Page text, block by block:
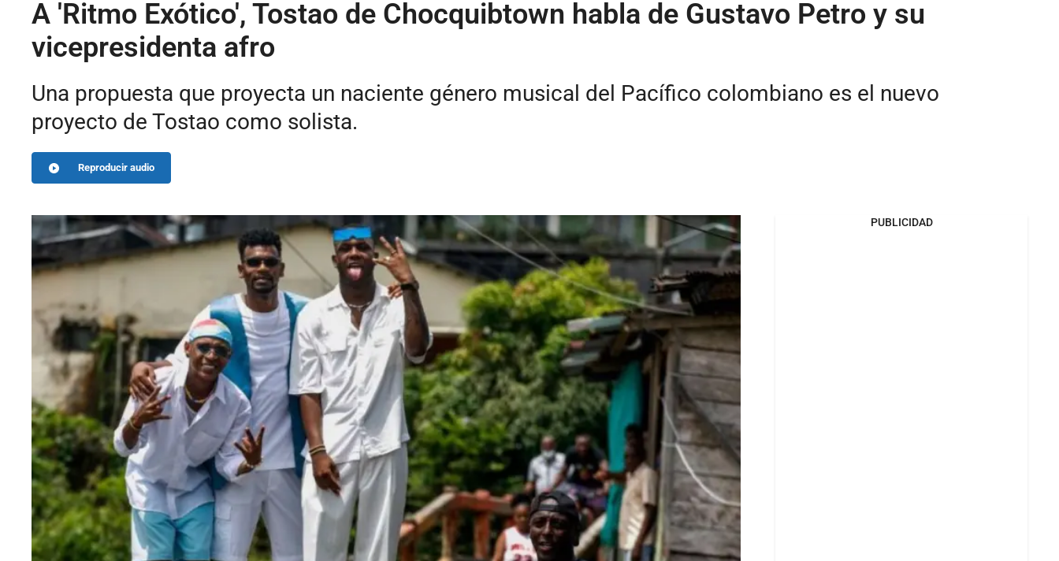
A 'Ritmo Exótico', Tostao de Chocquibtown habla de Gustavo Petro y su
vicepresidenta afro
Una propuesta que proyecta un naciente género musical del Pacífico colombiano es el nuevo
proyecto de Tostao como solista.
Reproducir audio
PUBLICIDAD